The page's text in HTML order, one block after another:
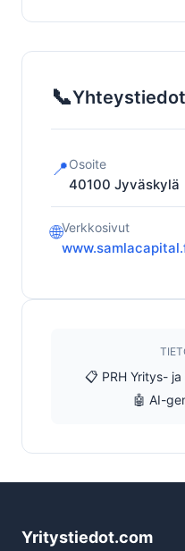
📞Yhteystiedot
📍Osoite
40100 Jyväskylä
🌐Verkkosivut
📋 PRH Yritys-
🤖 AI-
Yritystiedot.com